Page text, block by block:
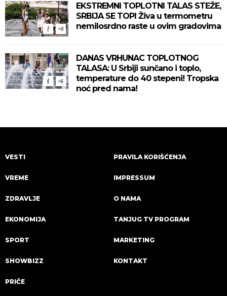
EKSTREMNI TOPLOTNI TALAS STEŽE,
SRBIJA SE TOPI Živa u termometru
nemilosrdno raste u ovim gradovima
DANAS VRHUNAC TOPLOTNOG
TALASA: U Srbiji sunčano i toplo,
temperature do 40 stepeni! Tropska
noć pred nama!
VESTI
VREME
ZDRAVLJE
EKONOMIJA
SPORT
SHOWBIZZ
PRIČE
PRAVILA KORIŠĆENJA
IMPRESSUM
O NAMA
TANJUG TV PROGRAM
MARKETING
KONTAKT